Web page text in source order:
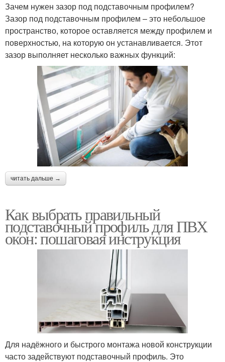
Зачем нужен зазор под подставочным профилем?
Зазор под подставочным профилем – это небольшое
пространство, которое оставляется между профилем и
поверхностью, на которую он устанавливается. Этот
зазор выполняет несколько важных функций:
читать дальше →
Как выбрать правильный
подставочный профиль для ПВХ
окон: пошаговая инструкция
Для надёжного и быстрого монтажа новой конструкции
часто задействуют подставочный профиль. Это